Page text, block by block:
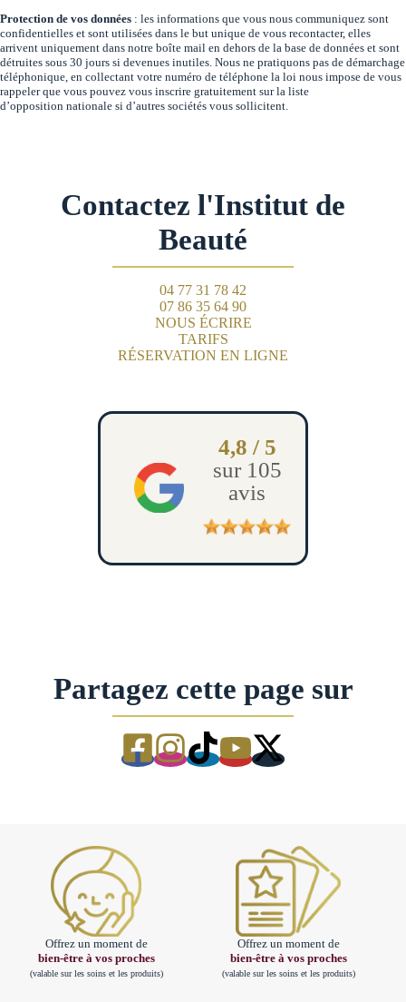
Protection de vos données : les informations que vous nous communiquez sont
confidentielles et sont utilisées dans le but unique de vous recontacter, elles
arrivent uniquement dans notre boîte mail en dehors de la base de données et sont
détruites sous 30 jours si devenues inutiles. Nous ne pratiquons pas de démarchage
téléphonique, en collectant votre numéro de téléphone la loi nous impose de vous
rappeler que vous pouvez vous inscrire gratuitement sur la liste
d’opposition nationale si d’autres sociétés vous sollicitent.
Contactez l'Institut de
Beauté
04 77 31 78 42
07 86 35 64 90
NOUS ÉCRIRE
TARIFS
RÉSERVATION EN LIGNE
4,8 / 5
sur 105
avis
Partagez cette page sur
Offrez un moment de
bien-être à vos proches
(valable sur les soins et les produits)
Offrez un moment de
bien-être à vos proches
(valable sur les soins et les produits)